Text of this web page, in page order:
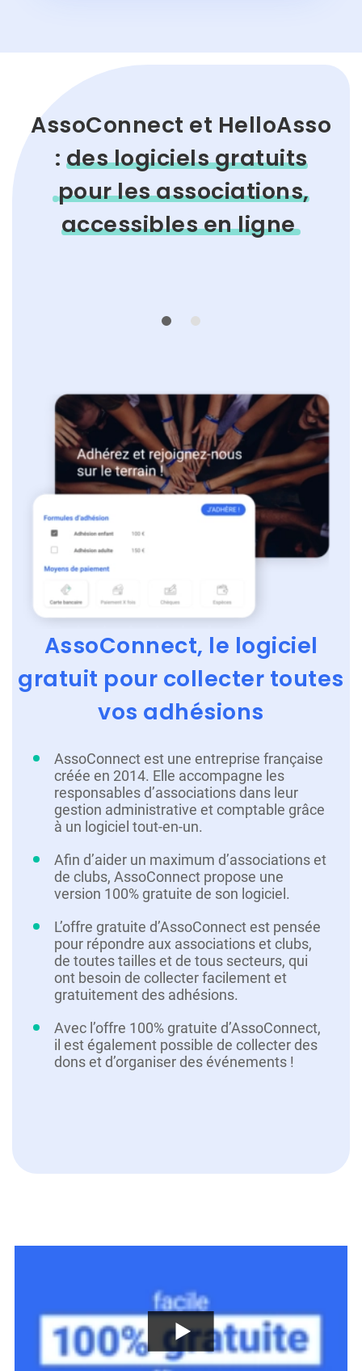
AssoConnect et HelloAsso
: des logiciels gratuits
pour les associations,
accessibles en ligne
AssoConnect, le logiciel
gratuit pour collecter toutes
vos adhésions
AssoConnect est une entreprise française
créée en 2014. Elle accompagne les
responsables d’associations dans leur
gestion administrative et comptable grâce
à un logiciel tout-en-un.
Afin d’aider un maximum d’associations et
de clubs, AssoConnect propose une
version 100% gratuite de son logiciel.
L’offre gratuite d’AssoConnect est pensée
pour répondre aux associations et clubs,
de toutes tailles et de tous secteurs, qui
ont besoin de collecter facilement et
gratuitement des adhésions.
Avec l’offre 100% gratuite d’AssoConnect,
il est également possible de collecter des
dons et d’organiser des événements !